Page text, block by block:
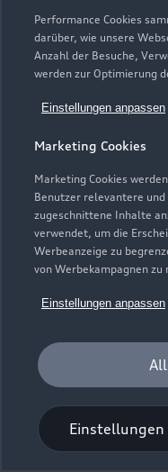
Performance Cookies
darüber, wie unsere
Anzahl der Besuche,
werden zur Optimierung
Einstellungen anpassen
Marketing Cookies
Marketing Cookies
Benutzer relevantere
zugeschnittene Inhalte
verwendet, um die
Werbeanzeige zu
von Werbekampagnen zu
Einstellungen anpassen
Universal-
Für einen
Zur Audi Shopping